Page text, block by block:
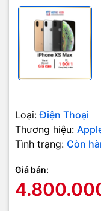
Loại: Điện Thoại
Thương hiệu:
Tình trạng: Còn
Giá bán:
Chọn sản phẩm
Nhận 70% giá trị
toán phần chênh
Nhận máy mới